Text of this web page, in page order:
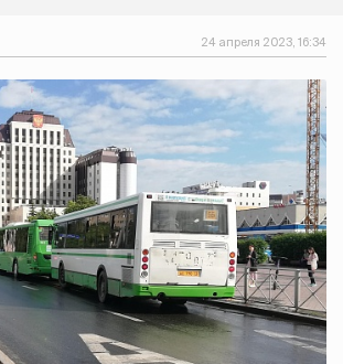
24 апреля 2023, 16:34